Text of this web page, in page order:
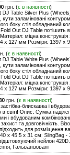
грн. (є в наявності)
Table Silver Plus
заламіновані
боку стіл обладнаний
Out DJ Table потішить
міцна
x 127 мм Розміри: 1397 x
(є в наявності)
Table White Plus
заламіновані
боку стіл обладнаний
Out DJ Table потішить
міцна
x 127 мм Розміри: 1397 x
грн. (є в наявності)
блискавка і
в світі! Опис: Сумка
і вбудованим
та довговічність.
для розміщення
x 45.5 x 31 см; SlingBag
нейлон
Гальванізовані